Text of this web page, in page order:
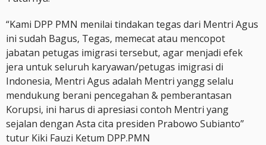
“Kami DPP PMN menilai tindakan tegas dari Mentri Agus
ini sudah Bagus, Tegas, memecat atau mencopot
jabatan petugas imigrasi tersebut, agar menjadi efek
jera untuk seluruh karyawan/petugas imigrasi di
Indonesia, Mentri Agus adalah Mentri yangg selalu
mendukung berani pencegahan & pemberantasan
Korupsi, ini harus di apresiasi contoh Mentri yang
sejalan dengan Asta cita presiden Prabowo Subianto”
tutur Kiki Fauzi Ketum DPP.PMN